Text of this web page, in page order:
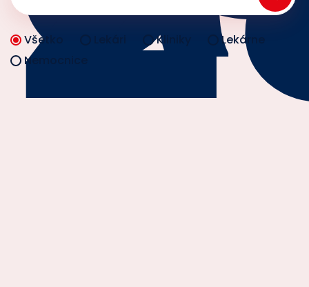
Všetko Kliniky
Lekárne
Nemocnice